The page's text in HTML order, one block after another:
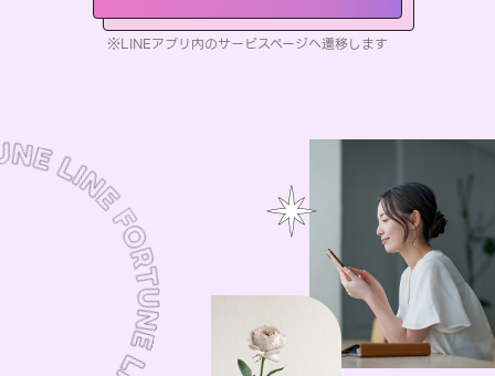
※LINEアプリ内のサービスページへ遷移します